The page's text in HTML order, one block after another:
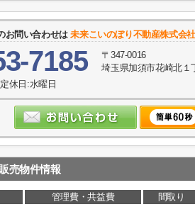
お問い合わせは未来こいのぼり不動産株式会
7185
〒347-0016
埼玉県加須市花崎北１
休日:水曜日
売物件情報
管理費・共益費 間取り